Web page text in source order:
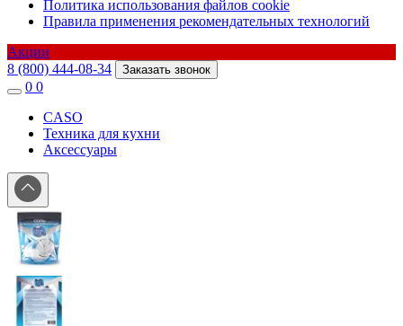
Политика использования файлов cookie
Правила применения рекомендательных технологий
Акции
8 (800) 444-08-34
Заказать звонок
0 0
CASO
Техника для кухни
Аксессуары